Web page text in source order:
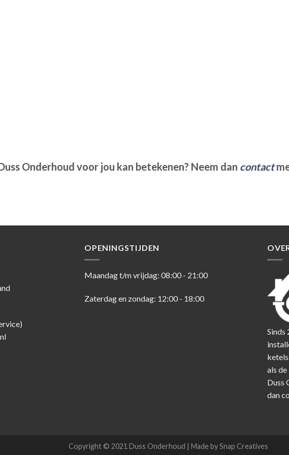
Onderhoud voor jou kan betekenen? Neem dan contact
OPENINGSTIJDEN
Maandag t/m vrijdag: 08:00 - 21:00
Zaterdag en zondag: 12:00 - 18:00
Sinds
als
Duss
dan
Copyright © 2021 Duss Onderhoud | Made by Snap Creatives